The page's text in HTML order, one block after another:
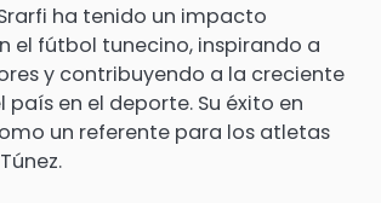
ha tenido un impacto
el fútbol tunecino, inspirando a
y contribuyendo a la creciente
en el deporte. Su éxito en
un referente para los atletas